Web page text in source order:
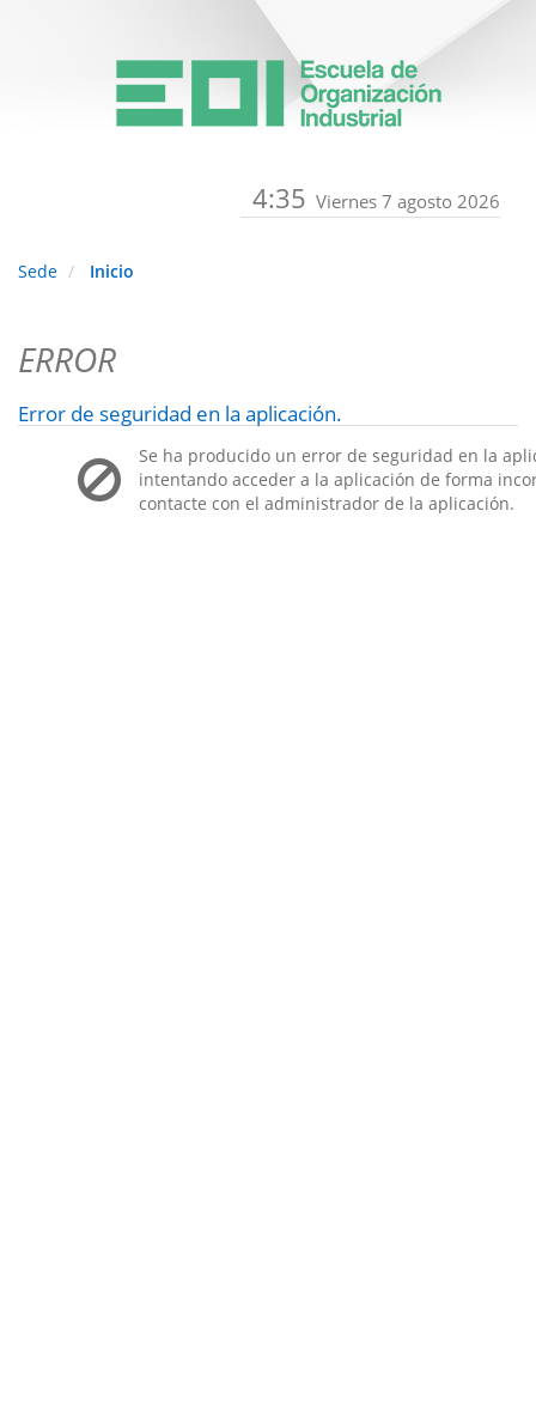
4:35 Viernes 7 agosto 2026
Sede Inicio
ERROR
Error de seguridad en la aplicación.
Se ha producido un error de seguridad en la
intentando acceder a la aplicación de forma
contacte con el administrador de la aplicación.